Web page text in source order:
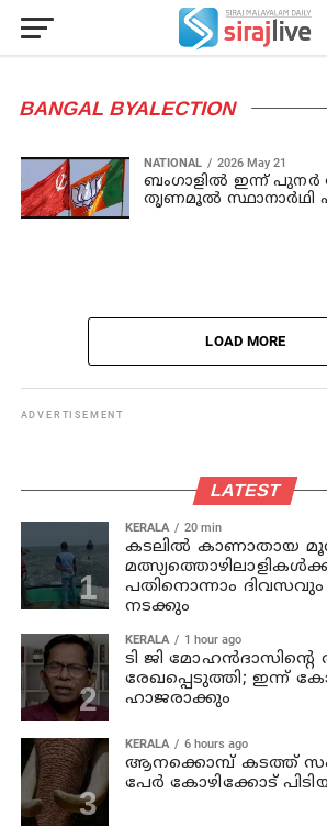
BANGAL BYALECTION
NATIONAL 2026 May 21
ബംഗാളില്‍ ഇന്ന് പുനര്‍
തൃണമൂല്‍ സ്ഥാനാര്‍ഥി
LOAD MORE
ADVERTISEMENT
LATEST
KERALA 20 min
കടലില്‍ കാണാതായ
പതിനൊന്നാം ദിവസവും
നടക്കും
KERALA 1 hour ago
ടി ജി മോഹന്‍ദാസിന്റെ
രേഖപ്പെടുത്തി; ഇന്ന്
ഹാജരാക്കും
KERALA 6 hours ago
ആനക്കൊമ്പ് കടത്ത്
പേര്‍ കോഴിക്കോട്